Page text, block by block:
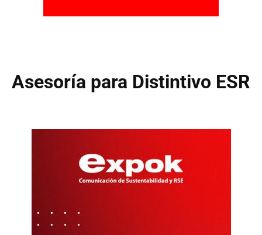
Asesoría para Distintivo ESR